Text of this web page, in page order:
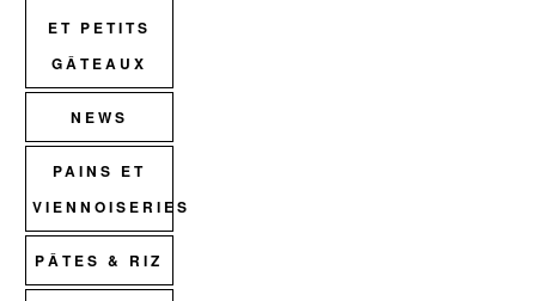
ET PETITS
GÂTEAUX
NEWS
PAINS ET
VIENNOISERIES
PÂTES & RIZ